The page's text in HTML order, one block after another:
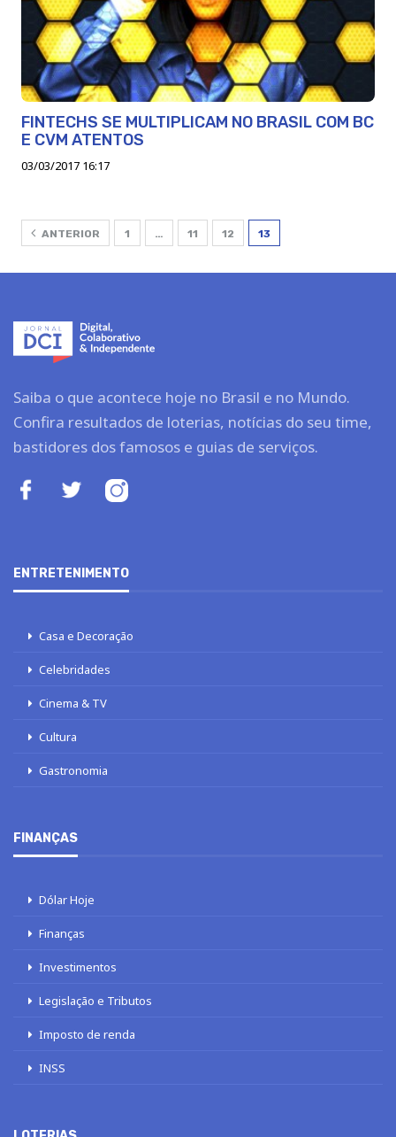
FINTECHS SE MULTIPLICAM NO BRASIL COM BC
E CVM ATENTOS
03/03/2017 16:17
ANTERIOR 1 … 11 12 13
Saiba o que acontece hoje no Brasil e no Mundo.
Confira resultados de loterias, notícias do seu time,
bastidores dos famosos e guias de serviços.
ENTRETENIMENTO
Casa e Decoração
Celebridades
Cinema & TV
Cultura
Gastronomia
FINANÇAS
Dólar Hoje
Finanças
Investimentos
Legislação e Tributos
Imposto de renda
INSS